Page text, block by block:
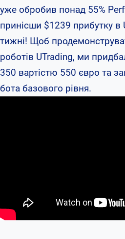
уже обробив понад 55%
принісши $1239 прибутку в
тижні! Щоб
роботів UTrading, ми
350 вартістю 550 євро та
бота базового рівня.